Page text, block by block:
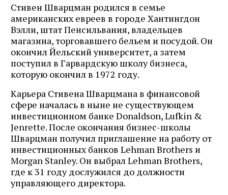
Стивен Шварцман родился в семье
американских евреев в городе Хантингдон
Вэлли, штат Пенсильвания, владельцев
магазина, торговавшего бельем и посудой. Он
окончил Йельский университет, а затем
поступил в Гарвардскую школу бизнеса,
которую окончил в 1972 году.
Карьера Стивена Шварцмана в финансовой
сфере началась в ныне не существующем
инвестиционном банке Donaldson, Lufkin &
Jenrette. После окончания бизнес-школы
Шварцман получил приглашение на работу от
инвестиционных банков Lehman Brothers и
Morgan Stanley. Он выбрал Lehman Brothers,
где к 31 году дослужился до должности
управляющего директора.